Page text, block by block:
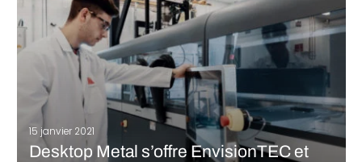
LIRE LA SUITE
15 janvier 2021
Desktop Metal s’offre EnvisionTEC et